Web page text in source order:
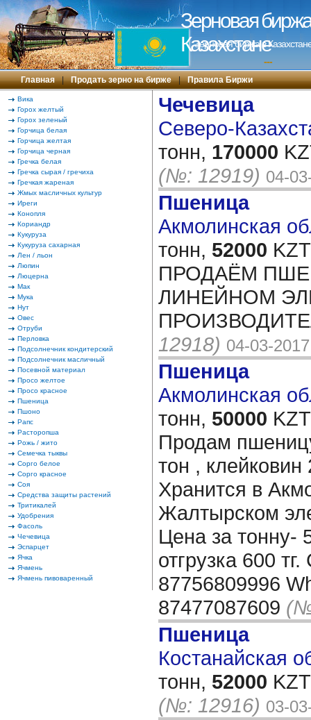
Зерновая
Казахстане
Зерновая биржа в
---
Главная | Продать зерно на бирже | Правила Биржи
Вика
Горох желтый
Горох зеленый
Горчица белая
Горчица желтая
Горчица черная
Гречка белая
Гречка сырая / гречиха
Гречкая жареная
Жмых масличных культур
Иреги
Конопля
Кориандр
Кукуруза
Кукуруза сахарная
Лен / льон
Люпин
Люцерна
Мак
Мука
Нут
Овес
Отруби
Перловка
Подсолнечник кондитерский
Подсолнечник масличный
Посевной материал
Просо желтое
Просо красное
Пшеница
Пшоно
Рапс
Расторопша
Рожь / жито
Семечка тыквы
Сорго белое
Сорго красное
Соя
Средства защиты растений
Тритикалей
Удобрения
Фасоль
Чечевица
Эспарцет
Ячка
Ячмень
Ячмень пивоваренный
Чечевица
Северо-
тонн, 170000
(№: 12919) 04-
Пшеница
Акмолинская
тонн, 52000
ПРОДАЁМ
ЛИНЕЙНОМ
12918) 04-03-2017
Пшеница
Акмолинская
тонн, 50000
Продам
тон ,
Хранится в
Жалтырском
Цена за тонну-
отгрузка 600
87756809996
87477087609
Пшеница
Костанайская
тонн, 52000
(№: 12916) 03-